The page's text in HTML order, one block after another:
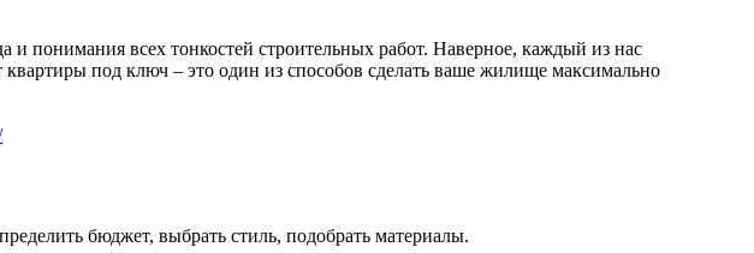
понимания всех тонкостей строительных работ. Наверное, каждый из нас
под ключ – это один из способов сделать ваше жилище максимально
бюджет, выбрать стиль, подобрать материалы.